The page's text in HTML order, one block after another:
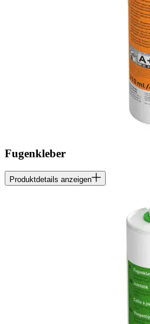
Fugenkleber
Produktdetails anzeigen